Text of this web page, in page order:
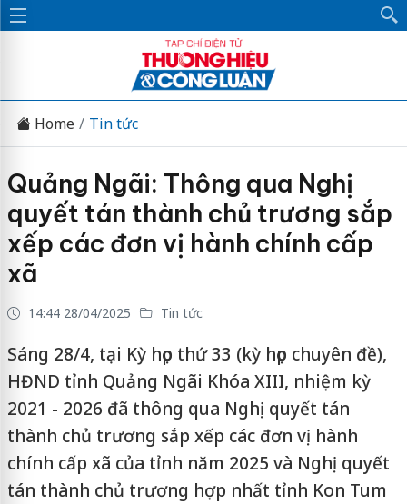
Home Tin tức
Quảng Ngãi: Thông qua Nghị
quyết tán thành chủ trương sắp
xếp các đơn vị hành chính cấp
xã
14:44 28/04/2025 Tin tức
Sáng 28/4, tại Kỳ họp thứ 33 (kỳ họp chuyên đề),
HĐND tỉnh Quảng Ngãi Khóa XIII, nhiệm kỳ
2021 - 2026 đã thông qua Nghị quyết tán
thành chủ trương sắp xếp các đơn vị hành
chính cấp xã của tỉnh năm 2025 và Nghị quyết
tán thành chủ trương hợp nhất tỉnh Kon Tum